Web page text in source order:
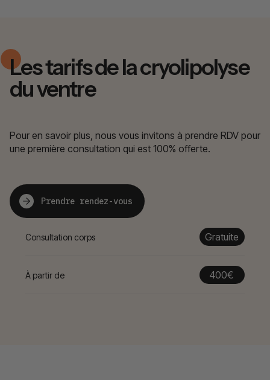
Les tarifs de la cryolipolyse
du ventre
Pour en savoir plus, nous vous invitons à prendre RDV pour
une première consultation qui est 100% offerte.
Prendre rendez-vous
Consultation corps Gratuite
À partir de 400€